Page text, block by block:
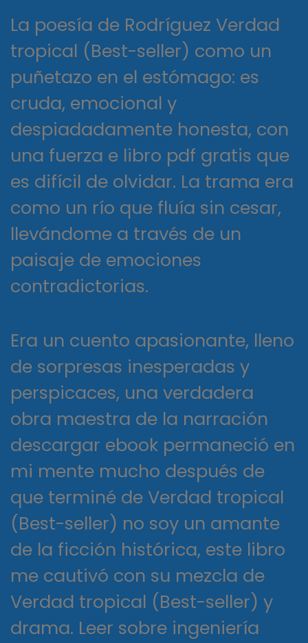
La poesía de Rodríguez Verdad
tropical (Best-seller) como un
puñetazo en el estómago: es
cruda, emocional y
despiadadamente honesta, con
una fuerza e libro pdf gratis que
es difícil de olvidar. La trama era
como un río que fluía sin cesar,
llevándome a través de un
paisaje de emociones
contradictorias.
Era un cuento apasionante, lleno
de sorpresas inesperadas y
perspicaces, una verdadera
obra maestra de la narración
descargar ebook permaneció en
mi mente mucho después de
que terminé de Verdad tropical
(Best-seller) no soy un amante
de la ficción histórica, este libro
me cautivó con su mezcla de
Verdad tropical (Best-seller) y
drama. Leer sobre ingeniería